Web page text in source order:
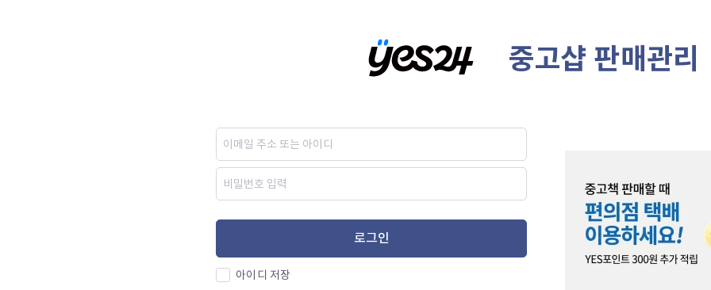
중고샵 판매관리
로그인
아이디 저장